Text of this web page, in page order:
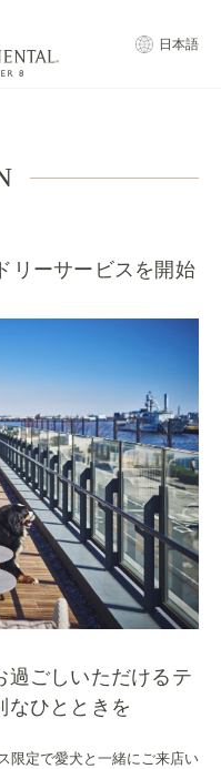
日本語
リーサービスを開始
過ごしいただけるテ
なひとときを
限定で愛犬と一緒にご来店い